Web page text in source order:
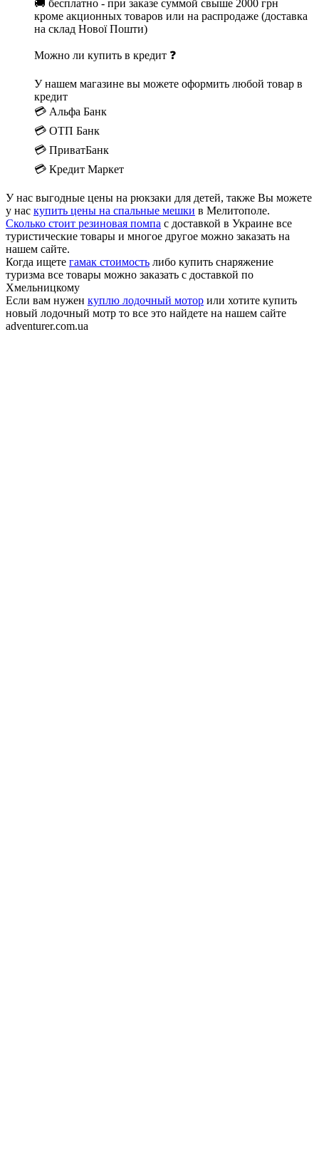
🚚 бесплатно - при заказе суммой свыше 2000 грн
кроме акционных товаров или на распродаже (доставка
на склад Нової Пошти)
Можно ли купить в кредит ❓
У нашем магазине вы можете оформить любой товар в
кредит
💳 Альфа Банк
💳 ОТП Банк
💳 ПриватБанк
💳 Кредит Маркет
У нас выгодные цены на рюкзаки для детей, также Вы можете
у нас купить цены на спальные мешки в Мелитополе.
Сколько стоит резиновая помпа с доставкой в Украине все
туристические товары и многое другое можно заказать на
нашем сайте.
Когда ищете гамак стоимость либо купить снаряжение
туризма все товары можно заказать с доставкой по
Хмельницкому
Если вам нужен куплю лодочный мотор или хотите купить
новый лодочный мотр то все это найдете на нашем сайте
adventurer.com.ua